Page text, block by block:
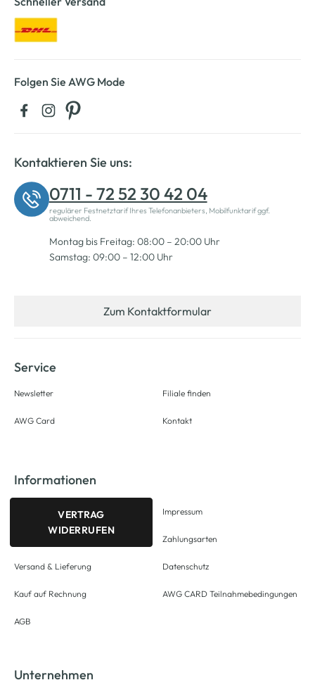
Folgen Sie AWG Mode
Kontaktieren Sie uns:
0711 - 72 52 30 42 04
regulärer Festnetztarif Ihres Telefonanbieters, Mobilfunktarif ggf.
abweichend.
Montag bis Freitag: 08:00 – 20:00 Uhr
Samstag: 09:00 – 12:00 Uhr
Zum Kontaktformular
Service
Newsletter
AWG Card
Filiale finden
Kontakt
Informationen
VERTRAG
WIDERRUFEN
Versand & Lieferung
Kauf auf Rechnung
AGB
Impressum
Zahlungsarten
Datenschutz
AWG CARD Teilnahmebedingungen
Unternehmen